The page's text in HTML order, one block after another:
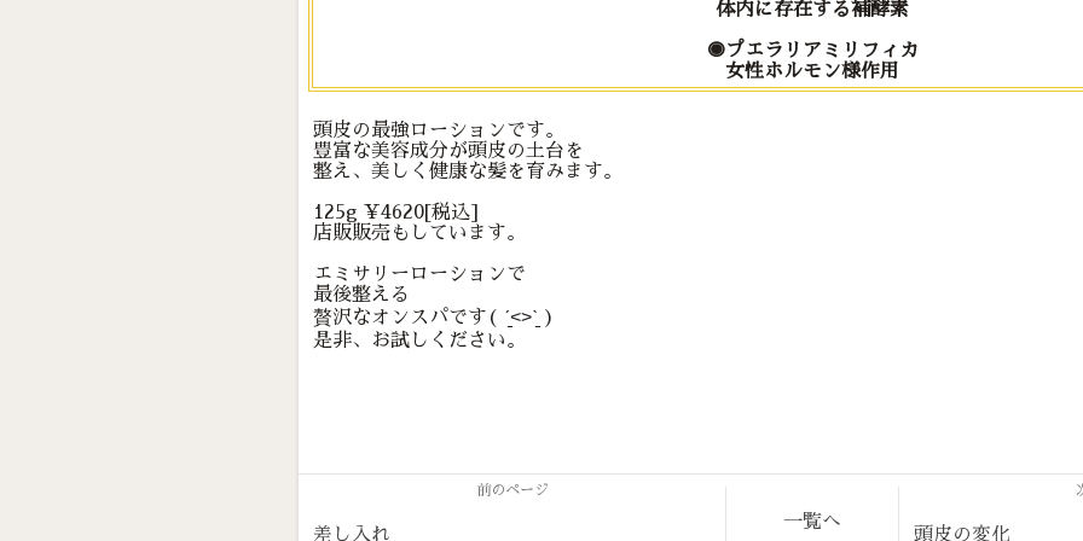
体内に存在する補酵素
◉プエラリアミリフィカ
女性ホルモン様作用
頭皮の最強ローションです。
豊富な美容成分が頭皮の土台を
整え、美しく健康な髪を育みます。
125g ¥4620[税込]
店販販売もしています。
エミサリーローションで
最後整える
贅沢なオンスパです( ˊ̱˂˃ˋ̱ )
是非、お試しください。
前のページ
差し入れ
一覧へ
頭皮の変化